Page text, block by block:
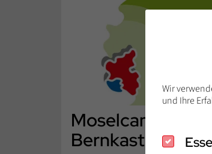
Moselcamping
Bernkastel
Wir
und Ihre